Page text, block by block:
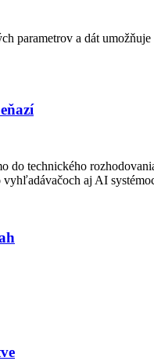
parametrov a dát
do technického
aj AI